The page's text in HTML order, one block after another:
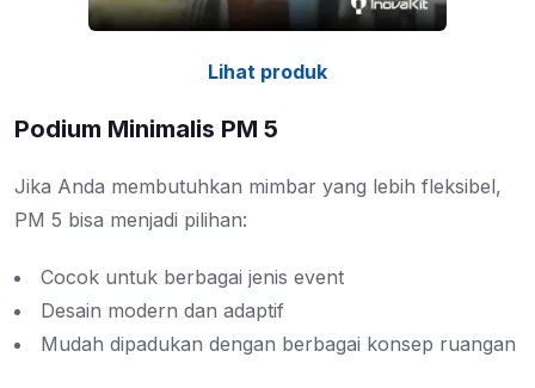
Lihat produk
Podium Minimalis PM 5
Jika Anda membutuhkan mimbar yang lebih fleksibel,
PM 5 bisa menjadi pilihan:
Cocok untuk berbagai jenis event
Desain modern dan adaptif
Mudah dipadukan dengan berbagai konsep ruangan